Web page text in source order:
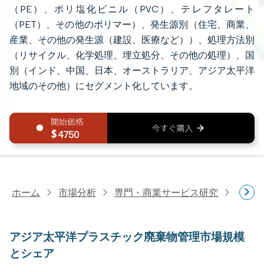
（PE）、ポリ塩化ビニル（PVC）、テレフタレート
（PET）、その他のポリマー）、発生源別（住宅、商業、
産業、その他の発生源（建設、医療など））、処理方法別
（リサイクル、化学処理、埋立処分、その他の処理）、国
別（インド、中国、日本、オーストラリア、アジア太平洋
地域のその他）にセグメント化しています。
4750
ホーム 市場分析 専門・商業サービス研究 商業
アジア太平洋プラスチック廃棄物管理市場規模
とシェア